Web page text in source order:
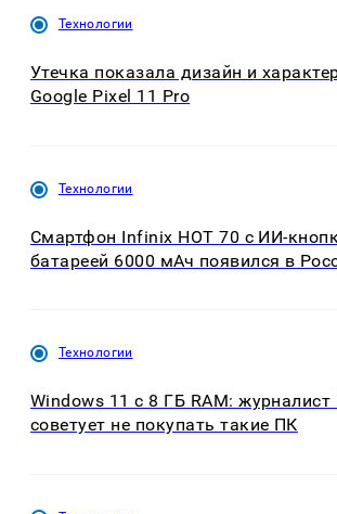
Технологии
Утечка показала дизайн и
Google Pixel 11 Pro
Технологии
Смартфон Infinix HOT 70 с ИИ-
батареей 6000 мАч появился в
Технологии
Windows 11 с 8 ГБ RAM: журналист
советует не покупать такие ПК